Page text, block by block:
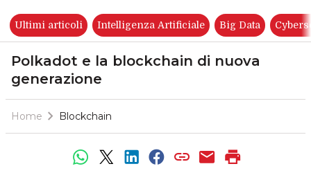
Ultimi articoli Intelligenza Artificiale Big Data
Polkadot e la blockchain di nuova
generazione
Home Blockchain